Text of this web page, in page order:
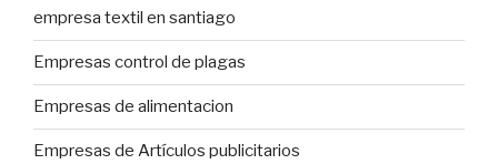
empresa textil en santiago
Empresas control de plagas
Empresas de alimentacion
Empresas de Artículos publicitarios